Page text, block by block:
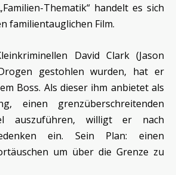
Thematik“ handelt es sich
familientauglichen Film.
David Clark (Jason
gestohlen wurden, hat er
Boss. Als dieser ihm anbietet als
einen grenzüberschreitenden
auszuführen, willigt er nach
ein. Sein Plan: einen
um über die Grenze zu